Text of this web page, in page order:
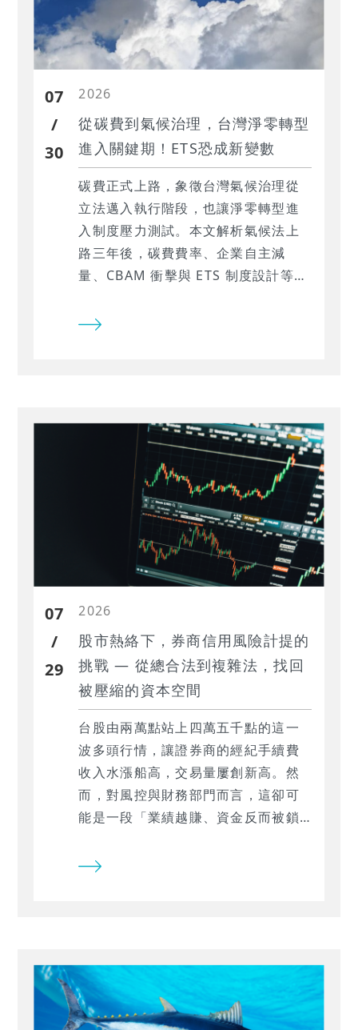
07
/
30
2026
從碳費到氣候治理，台灣淨零轉型
進入關鍵期！ETS恐成新變數
碳費正式上路，象徵台灣氣候治理從
立法邁入執行階段，也讓淨零轉型進
入制度壓力測試。本文解析氣候法上
路三年後，碳費費率、企業自主減
量、CBAM 衝擊與 ETS 制度設計等關
價推動產業減碳，並避免政策疊加造
07
/
29
2026
股市熱絡下，券商信用風險計提的
挑戰 — 從總合法到複雜法，找回
被壓縮的資本空間
台股由兩萬點站上四萬五千點的這一
波多頭行情，讓證券商的經紀手續費
收入水漲船高，交易量屢創新高。然
而，對風控與財務部門而言，這卻可
能是一段「業績越賺、資金反而被鎖
約當金額隨成交量同步膨脹，資本適
騰出更大的空間。